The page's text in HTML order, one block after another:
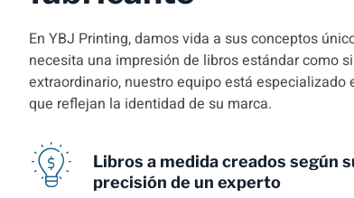
En YBJ Printing, damos vida a sus conceptos
necesita una impresión de libros estándar como
extraordinario, nuestro equipo está especializado
que reflejan la identidad de su marca.
Libros a medida creados según
precisión de un experto